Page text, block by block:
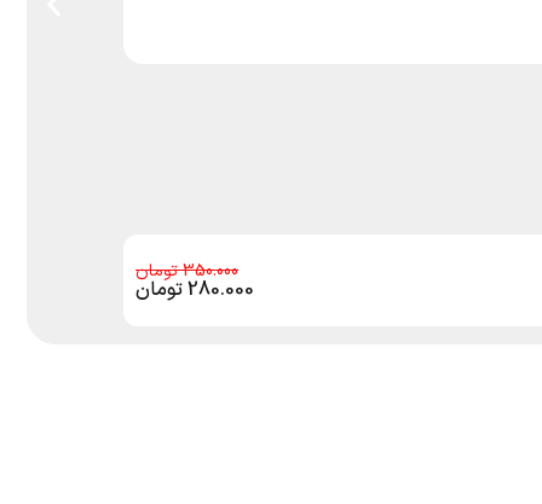
350.000
280.000تومان